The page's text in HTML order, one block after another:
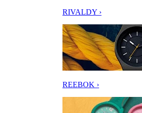
RIVALDY ›
REEBOK ›